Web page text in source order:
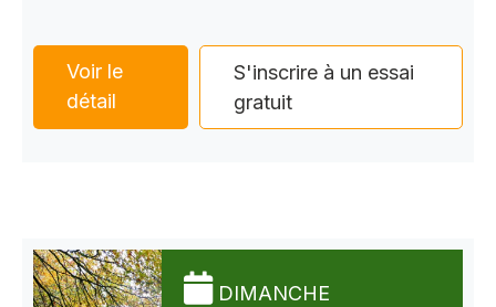
Voir le
détail
S'inscrire à un essai
gratuit
DIMANCHE